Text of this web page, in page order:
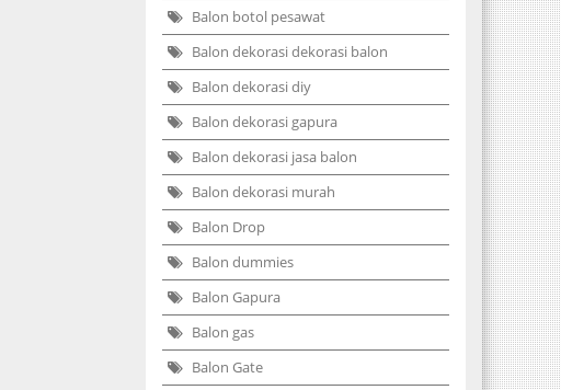
Balon botol pesawat
Balon dekorasi dekorasi balon
Balon dekorasi diy
Balon dekorasi gapura
Balon dekorasi jasa balon
Balon dekorasi murah
Balon Drop
Balon dummies
Balon Gapura
Balon gas
Balon Gate